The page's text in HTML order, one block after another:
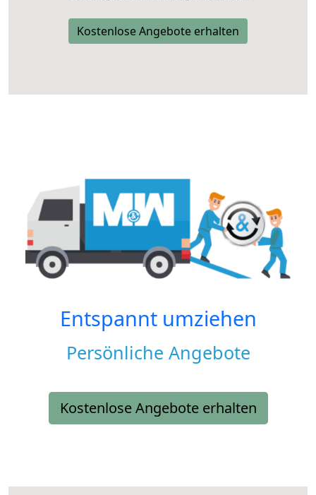
Kostenlose Angebote erhalten
Entspannt umziehen
Persönliche Angebote
Kostenlose Angebote erhalten